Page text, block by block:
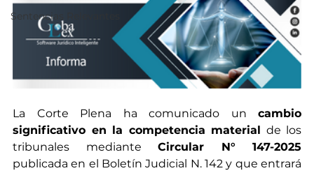
Sentencias Relevantes
La Corte Plena ha comunicado un cambio
significativo en la competencia material de los
tribunales mediante
publicada en el Boletín Judicial N. 142 y que entrará